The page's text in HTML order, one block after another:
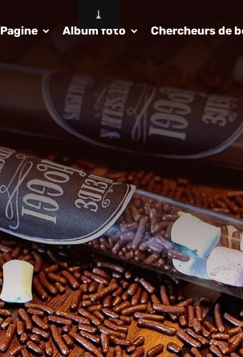
Pagine Album foto Chercheurs de